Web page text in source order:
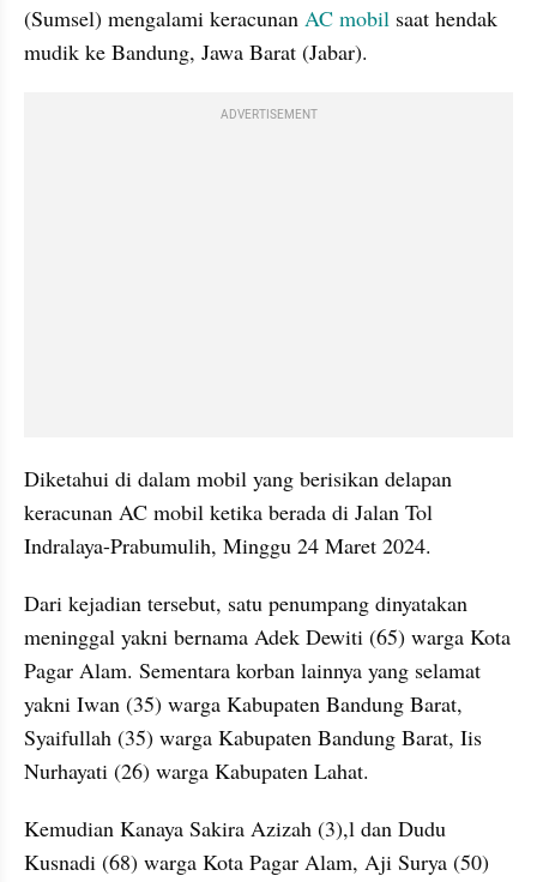
(Sumsel) mengalami keracunan AC mobil saat hendak
mudik ke Bandung, Jawa Barat (Jabar).
ADVERTISEMENT
Diketahui di dalam mobil yang berisikan delapan
keracunan AC mobil ketika berada di Jalan Tol
Indralaya-Prabumulih, Minggu 24 Maret 2024.
Dari kejadian tersebut, satu penumpang dinyatakan
meninggal yakni bernama Adek Dewiti (65) warga Kota
Pagar Alam. Sementara korban lainnya yang selamat
yakni Iwan (35) warga Kabupaten Bandung Barat,
Syaifullah (35) warga Kabupaten Bandung Barat, Iis
Nurhayati (26) warga Kabupaten Lahat.
Kemudian Kanaya Sakira Azizah (3),l dan Dudu
Kusnadi (68) warga Kota Pagar Alam, Aji Surya (50)